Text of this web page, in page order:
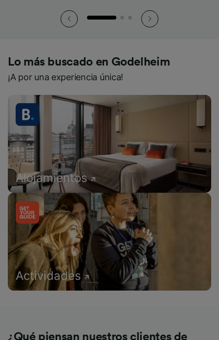
Lo más buscado en Godelheim
¡A por una experiencia única!
Alojamientos
Actividades
¿Qué piensan nuestros clientes de